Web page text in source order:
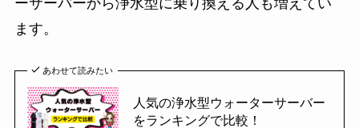
ます。
あわせて読みたい
人気の浄水型ウォーターサーバー
をランキングで比較！